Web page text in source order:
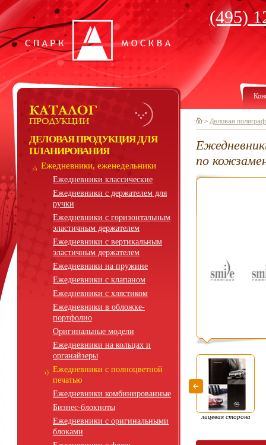
(495)
ДЕЛОВАЯ ПРОДУКЦИЯ ДЛЯ
ПЛАНИРОВАНИЯ
Ежедневники, еженедельники
Ежедневники классические
Ежедневники с держателем для
ручки
Ежедневники с горизонтальным
эластичным держателем
Ежедневники с вертикальным
эластичным держателем
Ежедневники на пружине
Ежедневники с клапаном
Ежедневники с хлястиком
Ежедневники в обложке-
портфолио
Оригинальные модели
Ежедневники на кольцах и
органайзеры
Ежедневники с полноцветной
печатью
Ежедневники комбинированные
Бизнес-блокноты
Ежедневники с оригинальными
блоками
> Деловая
по
лицевая сторона